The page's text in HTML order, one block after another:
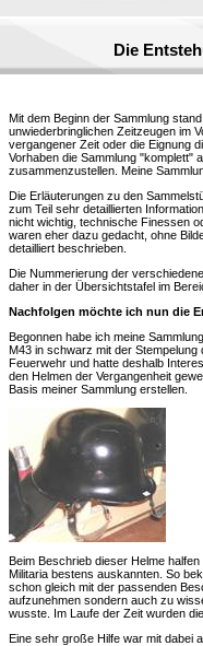
Die
Mit dem Beginn der Sammlung
unwiederbringlichen Zeitzeugen im
vergangener Zeit oder die Eignung
Vorhaben die Sammlung "komplett"
zusammenzustellen. Meine
Die Erläuterungen zu den
zum Teil sehr detaillierten
nicht wichtig, technische Finessen
waren eher dazu gedacht, ohne
detailliert beschrieben.
Die Nummerierung der
daher in der Übersichtstafel im
Nachfolgen möchte ich nun die
Begonnen habe ich meine
M43 in schwarz mit der Stempelung
Feuerwehr und hatte deshalb
den Helmen der Vergangenheit
Basis meiner Sammlung erstellen.
Beim Beschrieb dieser Helme
Militaria bestens auskannten. So
schon gleich mit der passenden
aufzunehmen sondern auch zu
wusste. Im Laufe der Zeit wurden
Eine sehr große Hilfe war mit dabei